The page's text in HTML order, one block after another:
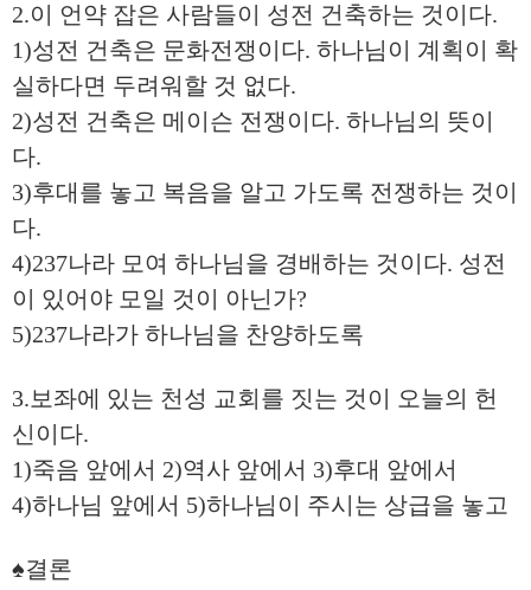
2.이 언약 잡은 사람들이 성전 건축하는 것이다.
1)성전 건축은 문화전쟁이다. 하나님이 계획이 확
실하다면 두려워할 것 없다.
2)성전 건축은 메이슨 전쟁이다. 하나님의 뜻이
다.
3)후대를 놓고 복음을 알고 가도록 전쟁하는 것이
다.
4)237나라 모여 하나님을 경배하는 것이다. 성전
이 있어야 모일 것이 아닌가?
5)237나라가 하나님을 찬양하도록
3.보좌에 있는 천성 교회를 짓는 것이 오늘의 헌
신이다.
1)죽음 앞에서 2)역사 앞에서 3)후대 앞에서
4)하나님 앞에서 5)하나님이 주시는 상급을 놓고
♠결론